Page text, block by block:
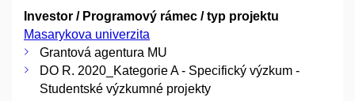
Investor / Programový rámec / typ projektu
Masarykova univerzita
Grantová agentura MU
DO R. 2020_Kategorie A - Specifický výzkum -
Studentské výzkumné projekty